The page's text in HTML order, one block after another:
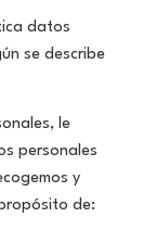
datos
se describe
le
personales
y
de: